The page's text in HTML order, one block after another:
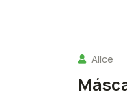
Alice